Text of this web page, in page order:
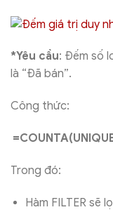
*Yêu cầu: Đếm số
là “Đã bán”.
Công thức:
Trong đó:
Hàm FILTER sẽ